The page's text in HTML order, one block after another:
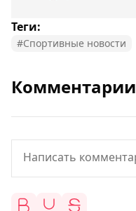
Теги:
#Спортивные новости
Комментарии